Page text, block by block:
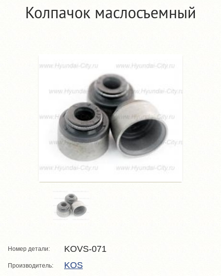
Колпачок маслосъемный
Номер детали: KOVS-071
Производитель: KOS